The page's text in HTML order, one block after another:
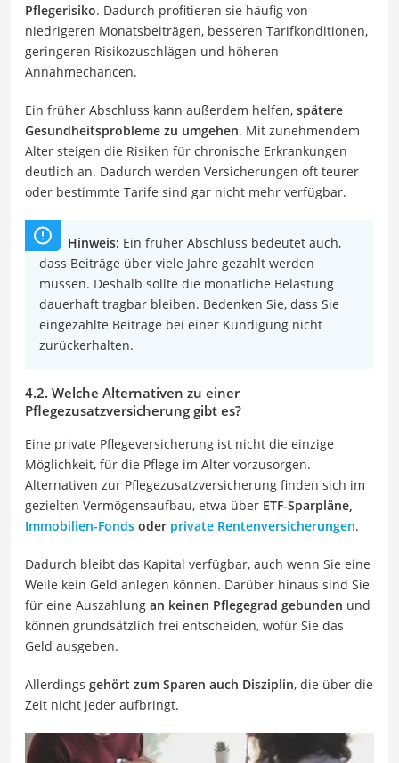
Pflegerisiko. Dadurch profitieren sie häufig von
niedrigeren Monatsbeiträgen, besseren Tarifkonditionen,
geringeren Risikozuschlägen und höheren
Annahmechancen.
Ein früher Abschluss kann außerdem helfen, spätere
Gesundheitsprobleme zu umgehen. Mit zunehmendem
Alter steigen die Risiken für chronische Erkrankungen
deutlich an. Dadurch werden Versicherungen oft teurer
oder bestimmte Tarife sind gar nicht mehr verfügbar.
Hinweis: Ein früher Abschluss bedeutet auch,
dass Beiträge über viele Jahre gezahlt werden
müssen. Deshalb sollte die monatliche Belastung
dauerhaft tragbar bleiben. Bedenken Sie, dass Sie
eingezahlte Beiträge bei einer Kündigung nicht
zurückerhalten.
4.2. Welche Alternativen zu einer
Pflegezusatzversicherung gibt es?
Eine private Pflegeversicherung ist nicht die einzige
Möglichkeit, für die Pflege im Alter vorzusorgen.
Alternativen zur Pflegezusatzversicherung finden sich im
gezielten Vermögensaufbau, etwa über ETF-Sparpläne,
Immobilien-Fonds oder private Rentenversicherungen.
Dadurch bleibt das Kapital verfügbar, auch wenn Sie eine
Weile kein Geld anlegen können. Darüber hinaus sind Sie
für eine Auszahlung an keinen Pflegegrad gebunden und
können grundsätzlich frei entscheiden, wofür Sie das
Geld ausgeben.
Allerdings gehört zum Sparen auch Disziplin, die über die
Zeit nicht jeder aufbringt.